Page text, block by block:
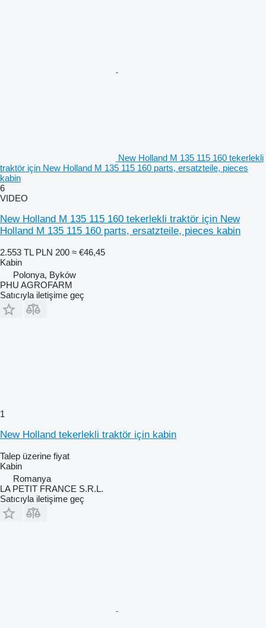
New Holland M 135 115 160 tekerlekli
traktör için New Holland M 135 115 160 parts, ersatzteile, pieces
kabin
6
VIDEO
New Holland M 135 115 160 tekerlekli traktör için New
Holland M 135 115 160 parts, ersatzteile, pieces kabin
2.553 TL PLN 200 ≈ €46,45
Kabin
Polonya, Byków
PHU AGROFARM
Satıcıyla iletişime geç
1
New Holland tekerlekli traktör için kabin
Talep üzerine fiyat
Kabin
Romanya
LA PETIT FRANCE S.R.L.
Satıcıyla iletişime geç